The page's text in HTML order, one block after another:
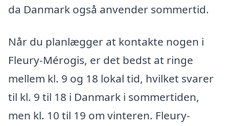
da Danmark også anvender sommertid.
Når du planlægger at kontakte nogen i
Fleury-Mérogis, er det bedst at ringe
mellem kl. 9 og 18 lokal tid, hvilket svarer
til kl. 9 til 18 i Danmark i sommertiden,
men kl. 10 til 19 om vinteren. Fleury-